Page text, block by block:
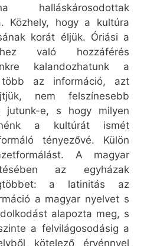
halláskárosodottak
Közhely, hogy a kultúra
korát éljük. Óriási a
való hozzáférés
kalandozhatunk a
több az információ, azt
nem felszínesebb
jutunk-e, s hogy milyen
a kultúrát ismét
tényezővé. Külön
A magyar
az egyházak
a latinitás az
a magyar nyelvet s
alapozta meg, s
a felvilágosodásig a
kötelező érvénnyel